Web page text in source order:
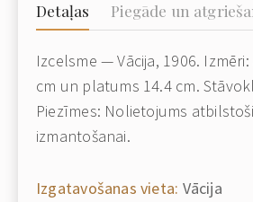
Detaļas Piegāde un
Izcelsme — Vācija, 1906.
cm un platums 14.4 cm.
Piezīmes: Nolietojums
izmantošanai.
Izgatavošanas vieta: Vācija